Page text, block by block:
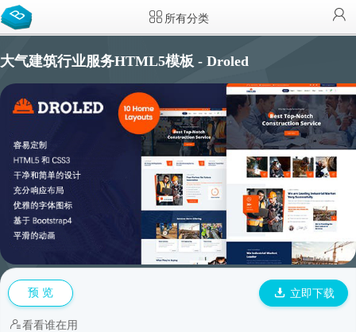
所有分类
大气建筑行业服务HTML5模板 - Droled
预 览 立即下载
看看谁在用